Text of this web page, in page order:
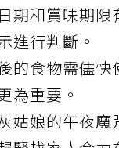
期和賞味期限
進行判斷。
的食物需儘快
為重要。
姑娘的午夜魔